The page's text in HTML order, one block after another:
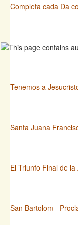
Completa cada Da
Tenemos a
Santa Juana
El Triunfo Final de
San Bartolom -